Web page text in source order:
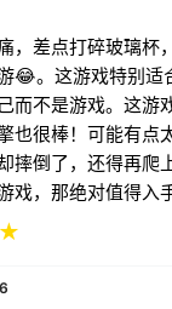
，差点打碎玻璃杯
😂。这游戏特别适
而不是游戏。这游
也很棒！可能有点
摔倒了，还得再爬
戏，那绝对值得入手
★